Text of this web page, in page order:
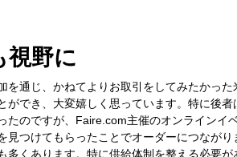
視野に
を通じ、かねてよりお取引をしてみたかっ
ができ、大変嬉しく思っています。特に後
たのですが、Faire.com主催のオンラインイ
見つけてもらったことでオーダーにつながり
多くあります。特に供給体制を整える必要